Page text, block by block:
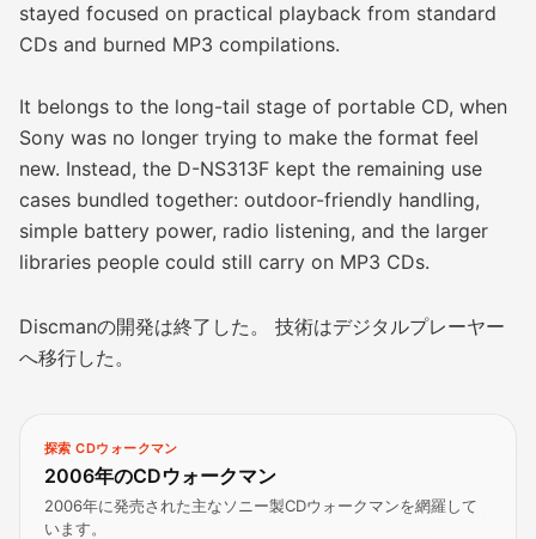
stayed focused on practical playback from standard
CDs and burned MP3 compilations.
It belongs to the long-tail stage of portable CD, when
Sony was no longer trying to make the format feel
new. Instead, the D-NS313F kept the remaining use
cases bundled together: outdoor-friendly handling,
simple battery power, radio listening, and the larger
libraries people could still carry on MP3 CDs.
Discmanの開発は終了した。 技術はデジタルプレーヤー
へ移行した。
探索 CDウォークマン
2006年のCDウォークマン
2006年に発売された主なソニー製CDウォークマンを網羅して
います。